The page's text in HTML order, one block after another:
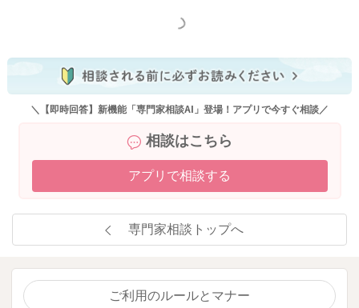
もっと見る
＼【即時回答】新機能「専門家相談AI」登場！アプリで今すぐ相談／
相談はこちら
アプリで相談する
専門家相談トップへ
ご利用のルールとマナー